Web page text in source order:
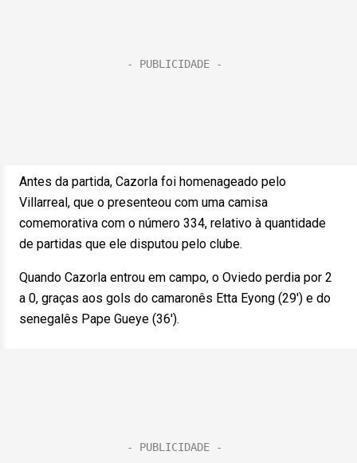
Antes da partida, Cazorla foi homenageado pelo
Villarreal, que o presenteou com uma camisa
comemorativa com o número 334, relativo à quantidade
de partidas que ele disputou pelo clube.
Quando Cazorla entrou em campo, o Oviedo perdia por 2
a 0, graças aos gols do camaronês Etta Eyong (29′) e do
senegalês Pape Gueye (36′).